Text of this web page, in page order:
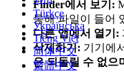
Türkçe
Українська
Tiếng Việt
简体中文
繁體中文
Finder에서 보기:
통해 파일이 들어
다른 앱에서 열기:
삭제하기: 기기에
은 되돌릴 수 없으